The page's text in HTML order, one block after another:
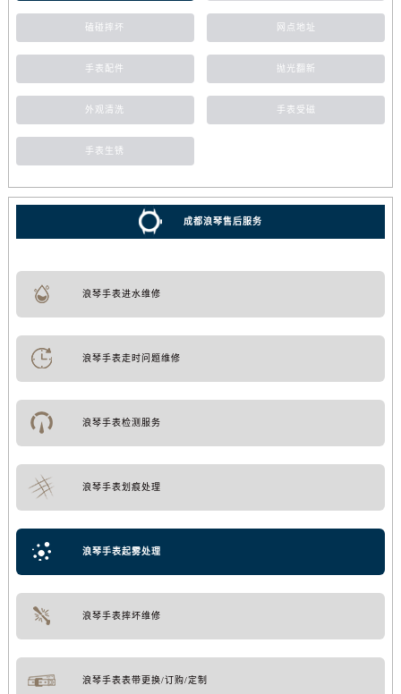
磕碰摔坏 网点地址
手表配件 抛光翻新
外观清洗 手表受磁
手表生锈
成都浪琴售后服务
浪琴手表进水维修
浪琴手表走时问题维修
浪琴手表检测服务
浪琴手表划痕处理
浪琴手表起雾处理
浪琴手表摔坏维修
浪琴手表表带更换/订购/定制